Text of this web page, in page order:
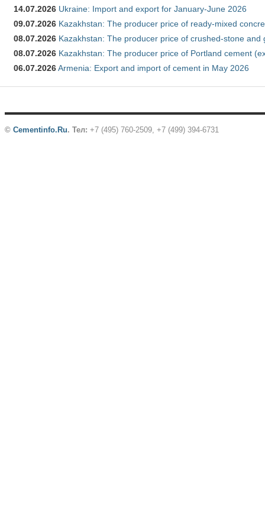
14.07.2026 Ukraine: Import and export for January-June 2026
09.07.2026 Kazakhstan: The producer price of ready-mixed
08.07.2026 Kazakhstan: The producer price of crushed-stone and
08.07.2026 Kazakhstan: The producer price of Portland cement
06.07.2026Armenia: Export and import of cement in May 2026
© Cementinfo.Ru. Тел: +7 (495) 760-2509, +7 (499) 394-6731